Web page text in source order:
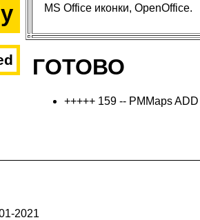
MS Office иконки, OpenOffice.
ГОТОВО
+++++ 159 -- PMMaps ADD
2021